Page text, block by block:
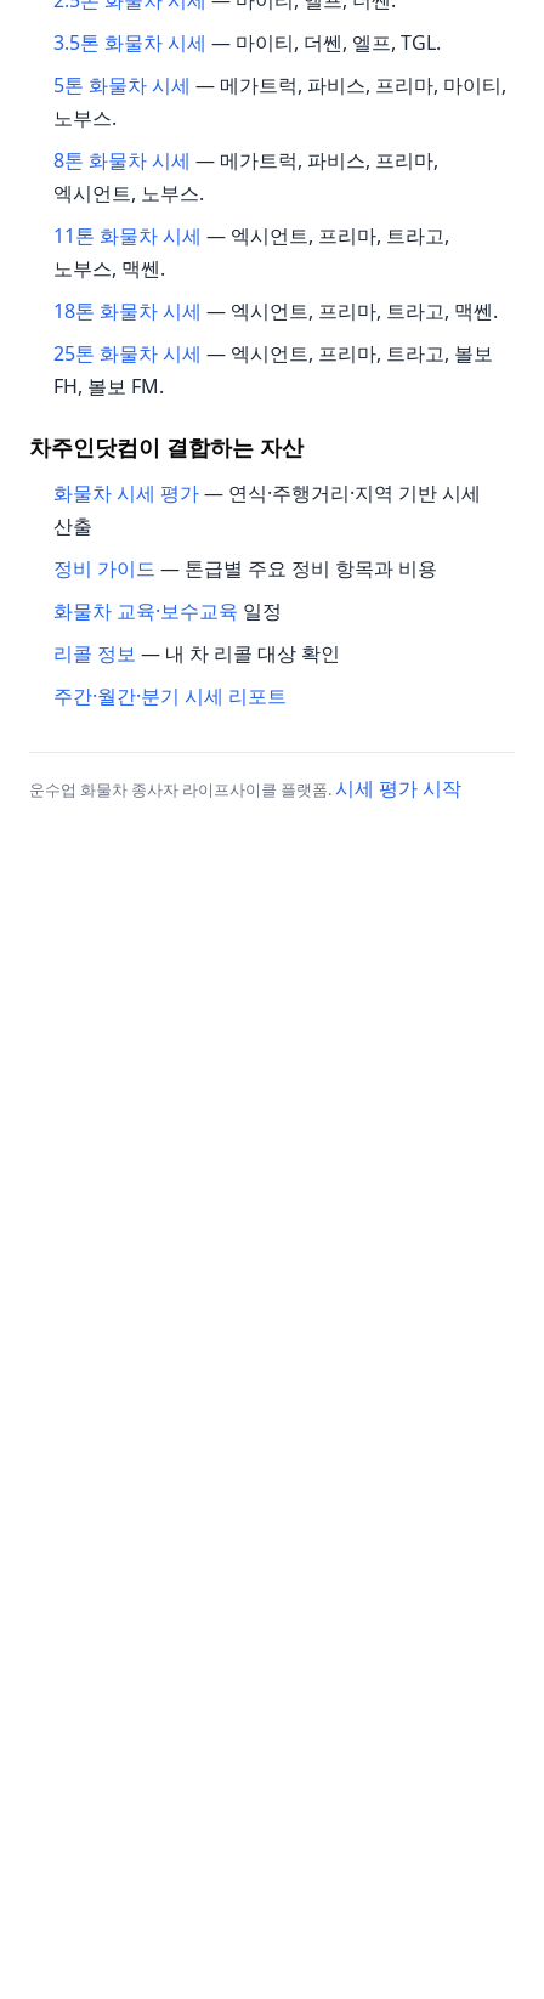
3.5톤 화물차 시세 — 마이티, 더쎈, 엘프, TGL.
5톤 화물차 시세 — 메가트럭, 파비스, 프리마, 마이티,
노부스.
8톤 화물차 시세 — 메가트럭, 파비스, 프리마,
엑시언트, 노부스.
11톤 화물차 시세 — 엑시언트, 프리마, 트라고,
노부스, 맥쎈.
18톤 화물차 시세 — 엑시언트, 프리마, 트라고, 맥쎈.
25톤 화물차 시세 — 엑시언트, 프리마, 트라고, 볼보
FH, 볼보 FM.
차주인닷컴이 결합하는 자산
화물차 시세 평가— 연식·주행거리·지역 기반 시세
산출
정비 가이드 — 톤급별 주요 정비 항목과 비용
화물차 교육·보수교육 일정
리콜 정보 — 내 차 리콜 대상 확인
주간·월간·분기 시세 리포트
운수업 화물차 종사자 라이프사이클 플랫폼.시세 평가 시작